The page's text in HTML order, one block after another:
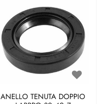
ANELLO TENUTA DOPPIO